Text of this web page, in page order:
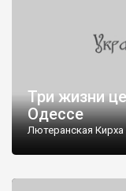
поддержанной
промышленниками.
Три жизни
Одессе
Лютеранская Кирха